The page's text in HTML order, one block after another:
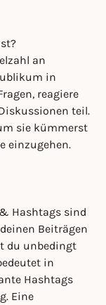
an
in
reagiere
teil.
sie kümmerst
einzugehen.
Hashtags sind
Beiträgen
du unbedingt
in
Hashtags
Eine